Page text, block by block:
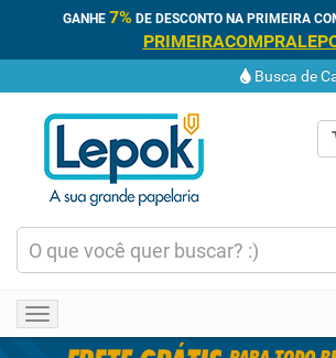
GANHE 7% DE DESCONTO NA PRIMEIRA
Busca de
Toggle
navigation